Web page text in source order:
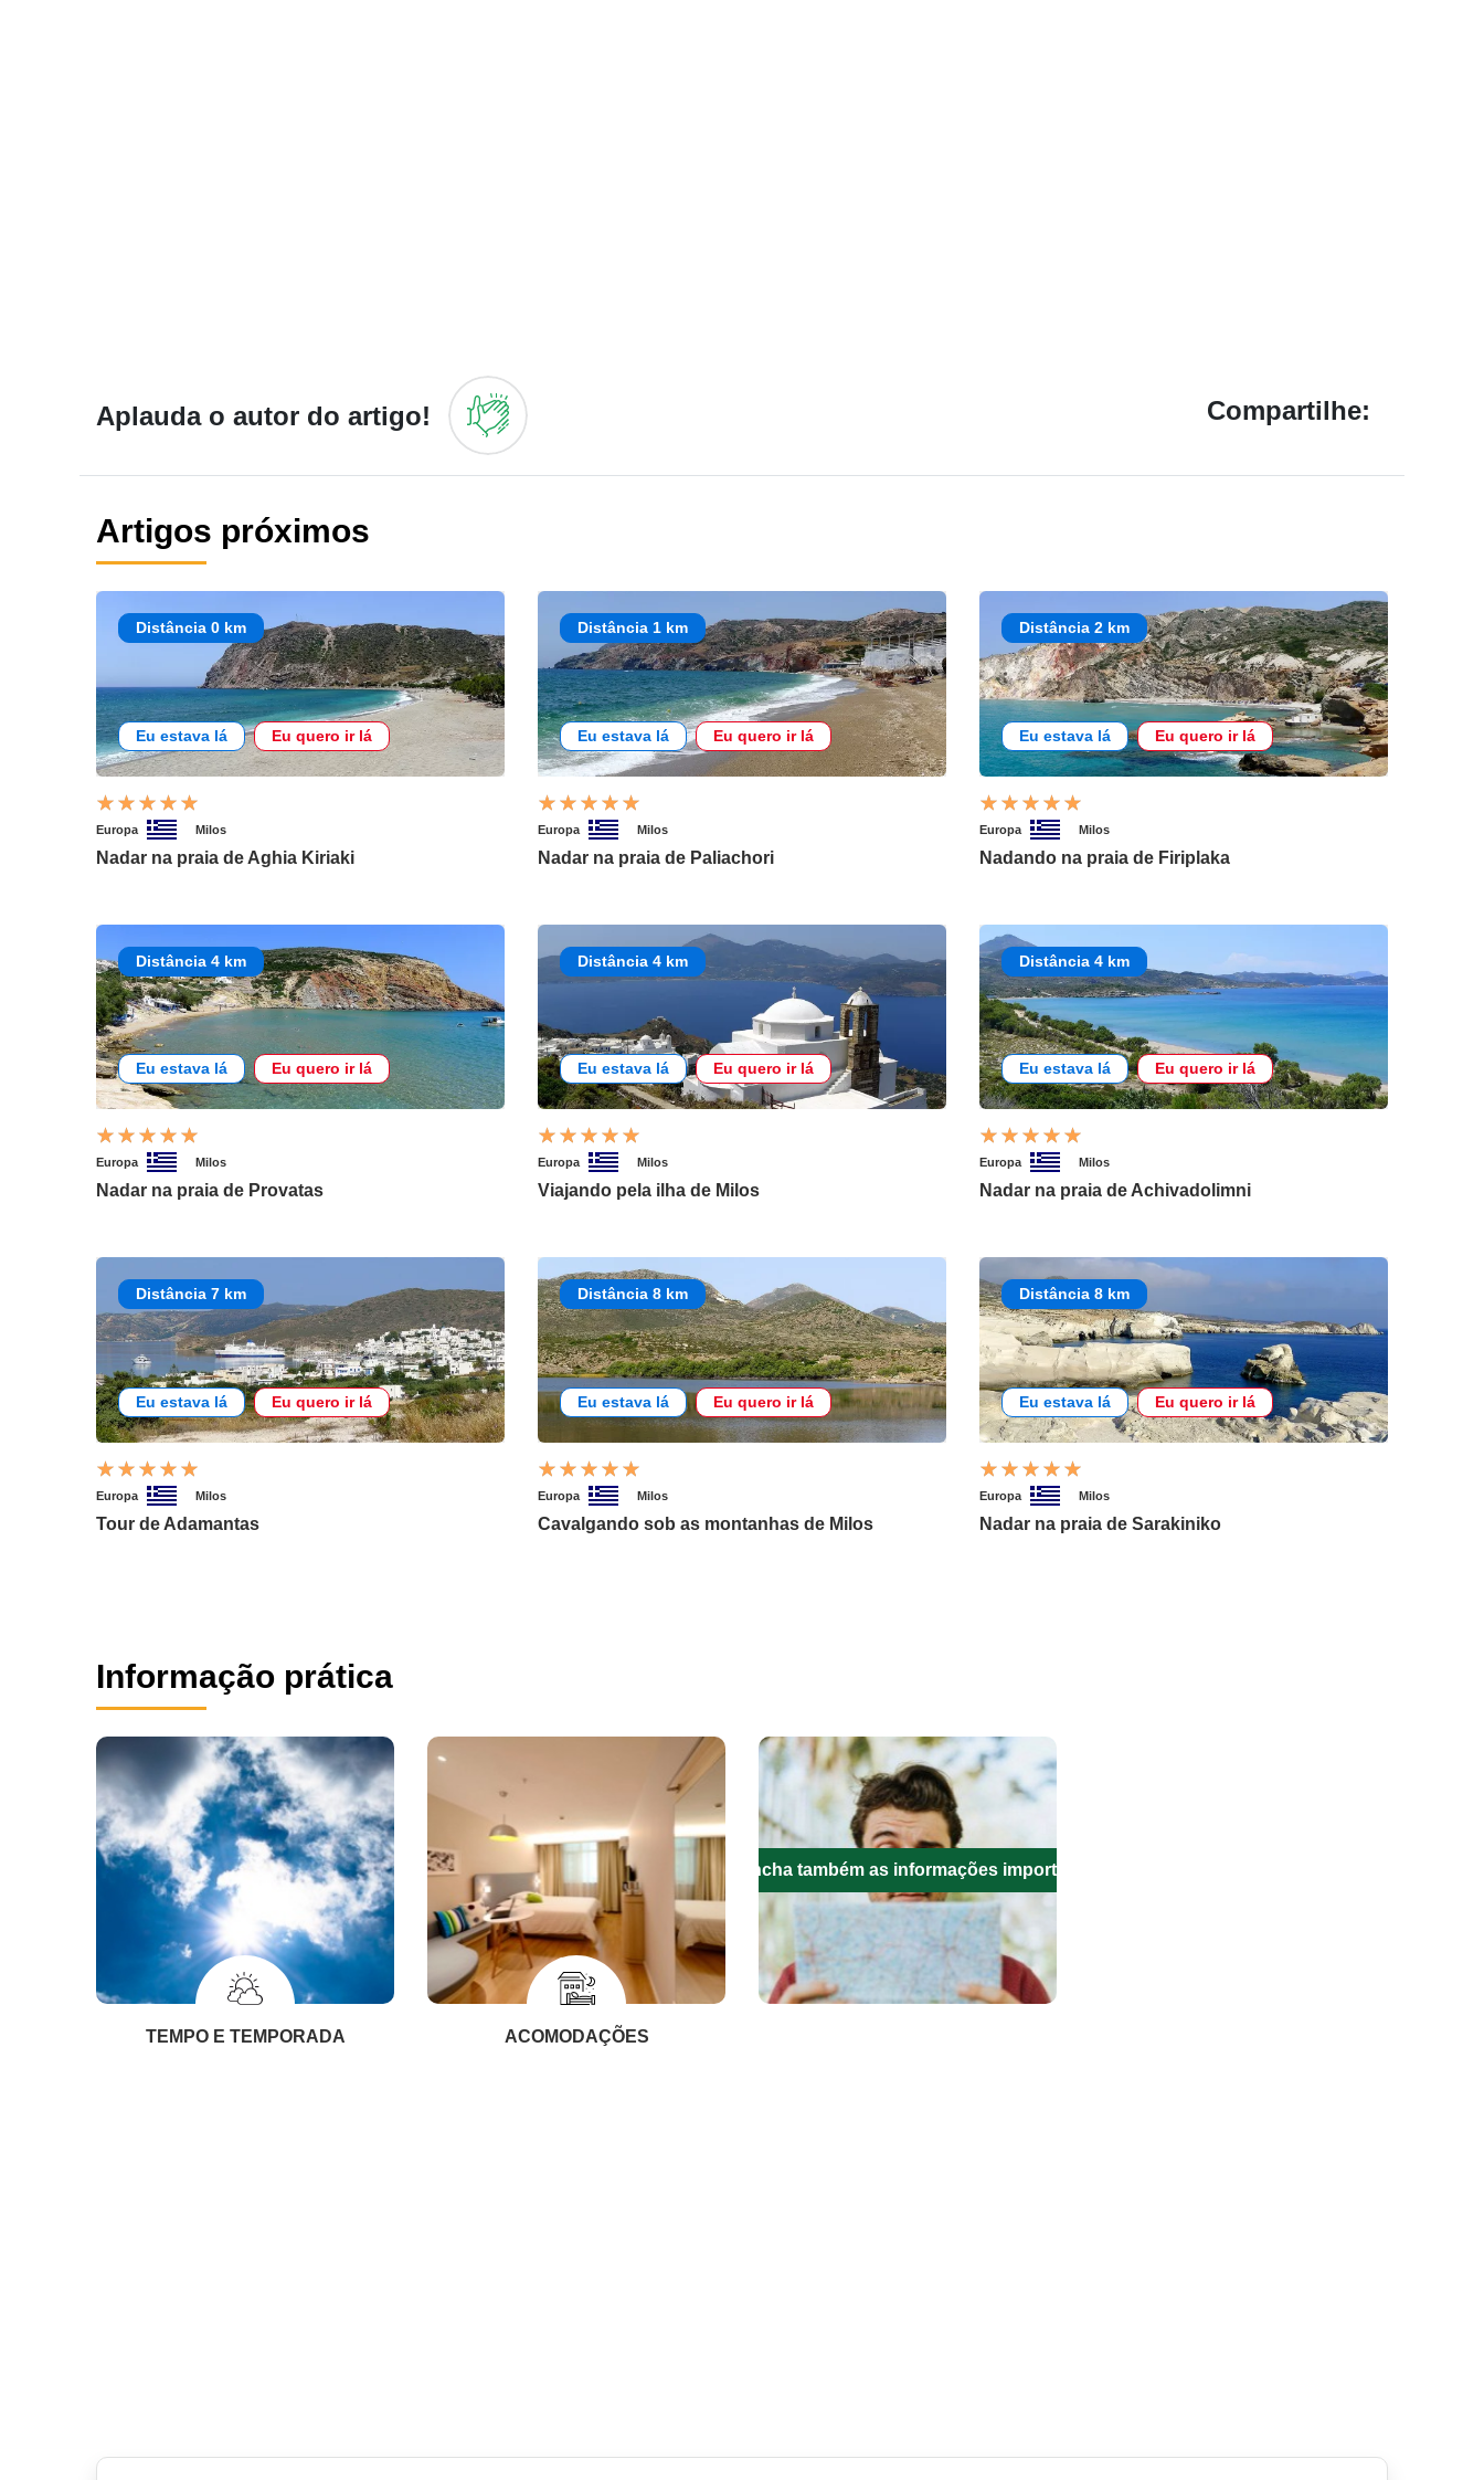
Aplauda o autor do artigo! Compartilhe:
Artigos próximos
Distância 0 km
Eu estava lá Eu quero ir lá
Europa Milos
Nadar na praia de Aghia Kiriaki
Distância 1 km
Eu estava lá Eu quero ir lá
Europa Milos
Nadar na praia de Paliachori
Distância 2 km
Eu estava lá Eu quero ir lá
Europa Milos
Nadando na praia de Firiplaka
Distância 4 km
Eu estava lá Eu quero ir lá
Europa Milos
Nadar na praia de Provatas
Distância 4 km
Eu estava lá Eu quero ir lá
Europa Milos
Viajando pela ilha de Milos
Distância 4 km
Eu estava lá Eu quero ir lá
Europa Milos
Nadar na praia de Achivadolimni
Distância 7 km
Eu estava lá Eu quero ir lá
Europa Milos
Tour de Adamantas
Distância 8 km
Eu estava lá Eu quero ir lá
Europa Milos
Cavalgando sob as montanhas de Milos
Distância 8 km
Eu estava lá Eu quero ir lá
Europa Milos
Nadar na praia de Sarakiniko
Informação prática
TEMPO E TEMPORADA ACOMODAÇÕES
Preencha também as informações importantes